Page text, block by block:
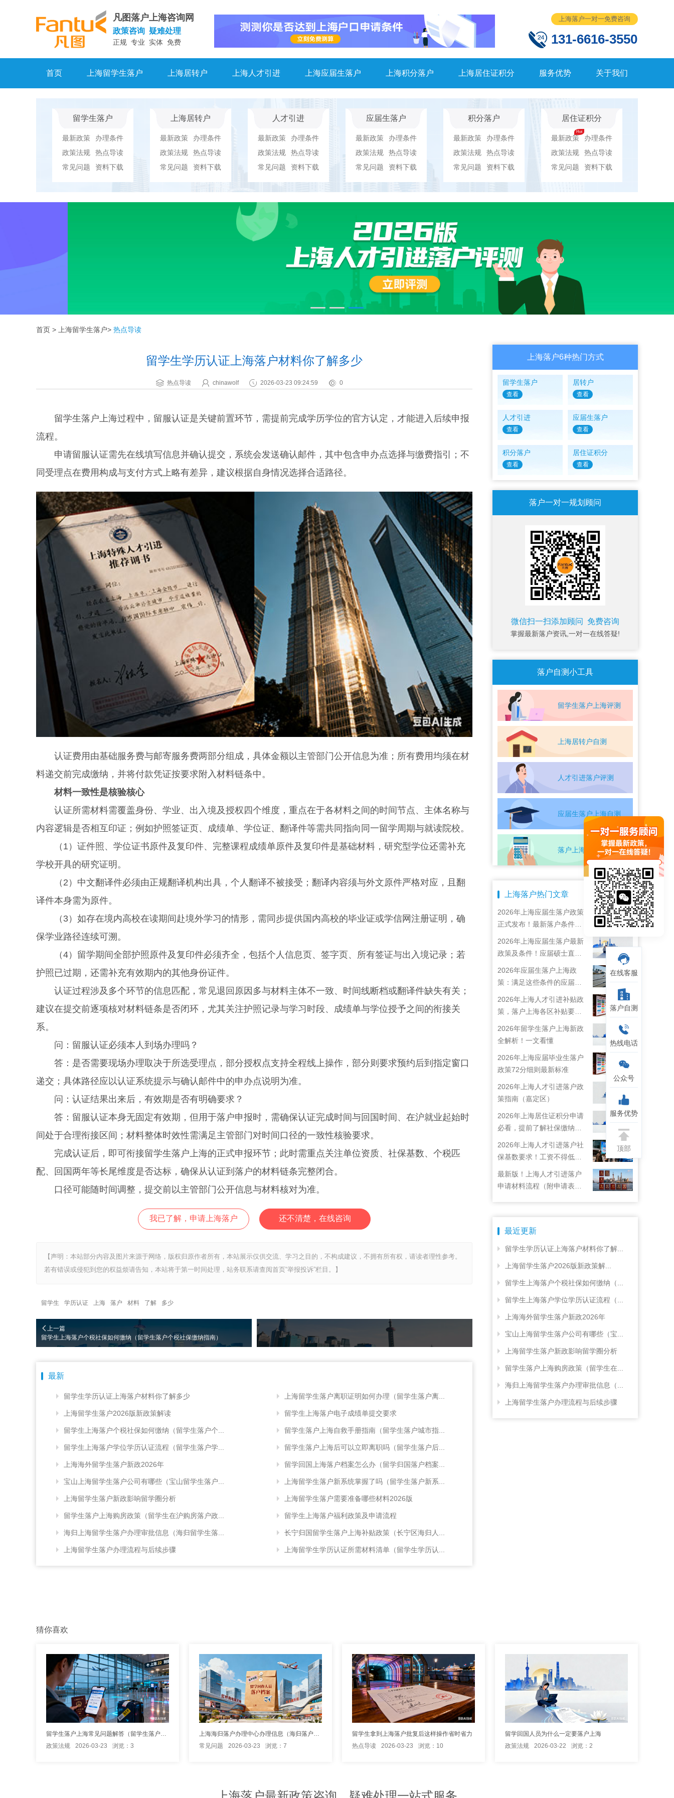
凡图落户上海咨询网
政策咨询 疑难处理
正规 专业 实体 免费
上海落户一对一免费咨询
131-6616-3550
首页 上海留学生落户 上海居转户 上海人才引进 上海应届生落户 上海积分落户 上海居住证积分 服务优势 关于我们
留学生落户
最新政策
办理条件
政策法规
热点导读
常见问题
资料下载
上海居转户
最新政策
办理条件
政策法规
热点导读
常见问题
资料下载
人才引进
最新政策
办理条件
政策法规
热点导读
常见问题
资料下载
应届生落户
最新政策
办理条件
政策法规
热点导读
常见问题
资料下载
积分落户
最新政策
办理条件
政策法规
热点导读
常见问题
资料下载
居住证积分
最新政策
办理条件
政策法规
热点导读
常见问题
资料下载
首页 > 上海留学生落户> 热点导读
留学生学历认证上海落户材料你了解多少
热点导读 chinawolf 2026-03-23 09:24:59 0
留学生落户上海过程中，留服认证是关键前置环节，需提前完成学历学位的官方认定，才能进入后续申报
流程。
申请留服认证需先在线填写信息并确认提交，系统会发送确认邮件，其中包含申办点选择与缴费指引；不
同受理点在费用构成与支付方式上略有差异，建议根据自身情况选择合适路径。
认证费用由基础服务费与邮寄服务费两部分组成，具体金额以主管部门公开信息为准；所有费用均须在材
料递交前完成缴纳，并将付款凭证按要求附入材料链条中。
材料一致性是核验核心
认证所需材料需覆盖身份、学业、出入境及授权四个维度，重点在于各材料之间的时间节点、主体名称与
内容逻辑是否相互印证；例如护照签证页、成绩单、学位证、翻译件等需共同指向同一留学周期与就读院校。
（1）证件照、学位证书原件及复印件、完整课程成绩单原件及复印件是基础材料，研究型学位还需补充
学校开具的研究证明。
（2）中文翻译件必须由正规翻译机构出具，个人翻译不被接受；翻译内容须与外文原件严格对应，且翻
译件本身需为原件。
（3）如存在境内高校在读期间赴境外学习的情形，需同步提供国内高校的毕业证或学信网注册证明，确
保学业路径连续可溯。
（4）留学期间全部护照原件及复印件必须齐全，包括个人信息页、签字页、所有签证与出入境记录；若
护照已过期，还需补充有效期内的其他身份证件。
认证过程涉及多个环节的信息匹配，常见退回原因多与材料主体不一致、时间线断档或翻译件缺失有关；
建议在提交前逐项核对材料链条是否闭环，尤其关注护照记录与学习时段、成绩单与学位授予之间的衔接关
系。
问：留服认证必须本人到场办理吗？
答：是否需要现场办理取决于所选受理点，部分授权点支持全程线上操作，部分则要求预约后到指定窗口
递交；具体路径应以认证系统提示与确认邮件中的申办点说明为准。
问：认证结果出来后，有效期是否有明确要求？
答：留服认证本身无固定有效期，但用于落户申报时，需确保认证完成时间与回国时间、在沪就业起始时
间处于合理衔接区间；材料整体时效性需满足主管部门对时间口径的一致性核验要求。
完成认证后，即可衔接留学生落户上海的正式申报环节；此时需重点关注单位资质、社保基数、个税匹
配、回国两年等长尾维度是否达标，确保从认证到落户的材料链条完整闭合。
口径可能随时间调整，提交前以主管部门公开信息与材料核对为准。
我已了解，申请上海落户 还不清楚，在线咨询
【声明：本站部分内容及图片来源于网络，版权归原作者所有，本站展示仅供交流、学习之目的，不构成建议，不拥有所有权，请读者理性参考。
若有错误或侵犯到您的权益烦请告知，本站将于第一时间处理，站务联系请查阅首页“举报投诉”栏目。】
留学生 学历认证 上海 落户 材料 了解 多少
上一篇
留学生上海落户个税社保如何缴纳（留学生落户个税社保缴纳指南）
最新
留学生学历认证上海落户材料你了解多少
上海留学生落户2026版新政策解读
留学生上海落户个税社保如何缴纳（留学生落户个...
留学生上海落户学位学历认证流程（留学生落户学...
上海海外留学生落户新政2026年
宝山上海留学生落户公司有哪些（宝山留学生落户...
上海留学生落户新政影响留学圈分析
留学生落户上海购房政策（留学生在沪购房落户政...
海归上海留学生落户办理审批信息（海归留学生落...
上海留学生落户办理流程与后续步骤
上海留学生落户离职证明如何办理（留学生落户离...
留学生上海落户电子成绩单提交要求
留学生落户上海自救手册指南（留学生落户城市指...
留学生落户上海后可以立即离职吗（留学生落户后...
留学回国上海落户档案怎么办（留学归国落户档案...
上海留学生落户新系统掌握了吗（留学生落户新系...
上海留学生落户需要准备哪些材料2026版
留学生上海落户福利政策及申请流程
长宁归国留学生落户上海补贴政策（长宁区海归人...
上海留学生学历认证所需材料清单（留学生学历认...
上海落户6种热门方式
留学生落户
查看
居转户
查看
人才引进
查看
应届生落户
查看
积分落户
查看
居住证积分
查看
落户一对一规划顾问
微信扫一扫添加顾问 免费咨询
掌握最新落户资讯,一对一在线答疑!
落户自测小工具
留学生落户上海评测
上海居转户自测
人才引进落户评测
应届生落户上海自测
落户上海条件自测
上海落户热门文章
2026年上海应届生落户政策
正式发布！最新落户条件及
流程解析！
2026年上海应届生落户最新
政策及条件！应届硕士直接
落户上海！
2026年应届生落户上海政
策：满足这些条件的应届生
就能落户上海啦！
2026年上海人才引进补贴政
策，落户上海各区补贴要求
2026年留学生落户上海新政
全解析！一文看懂
2026年上海应届毕业生落户
政策72分细则最新标准
2026年上海人才引进落户政
策指南（嘉定区）
2026年上海居住证积分申请
必看，提前了解社保缴纳要
2026年上海人才引进落户社
保基数要求！工资不得低于
22792元！
最新版！上海人才引进落户
申请材料流程（附申请表下
最近更新
留学生学历认证上海落户材料你了解...
上海留学生落户2026版新政策解...
留学生上海落户个税社保如何缴纳（...
留学生上海落户学位学历认证流程（...
上海海外留学生落户新政2026年
宝山上海留学生落户公司有哪些（宝...
上海留学生落户新政影响留学圈分析
留学生落户上海购房政策（留学生在...
海归上海留学生落户办理审批信息（...
上海留学生落户办理流程与后续步骤
猜你喜欢
留学生落户上海常见问题解答（留学生落户常见问题解答）
政策法规
2026-03-23 浏览：3
上海海归落户办理中心办理信息（海归落户办理中心信息）
常见问题
2026-03-23 浏览：7
留学生拿到上海落户批复后这样操作省时省力
热点导读
2026-03-23 浏览：10
留学回国人员为什么一定要落户上海
政策法规
2026-03-22 浏览：2
在线客服
落户自测
热线电话
公众号
服务优势
顶部